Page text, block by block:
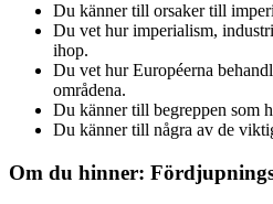
Du känner till orsaker till
Du vet hur imperialism,
ihop.
Du vet hur Européerna
områdena.
Du känner till begreppen som
Du känner till några av de
Om du hinner: